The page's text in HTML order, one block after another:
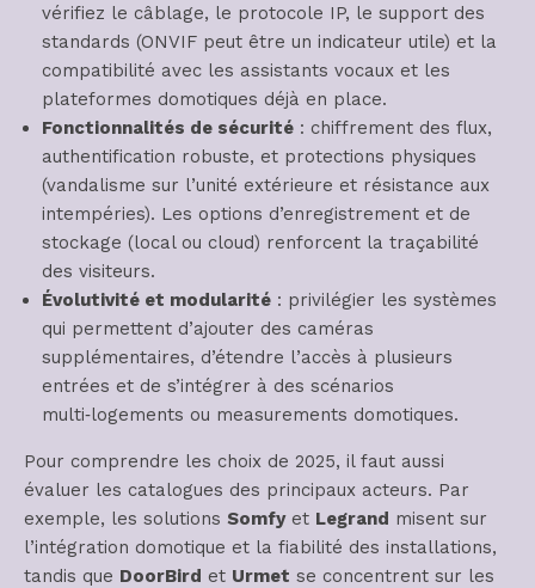
vérifiez le câblage, le protocole IP, le support des
standards (ONVIF peut être un indicateur utile) et la
compatibilité avec les assistants vocaux et les
plateformes domotiques déjà en place.
Fonctionnalités de sécurité : chiffrement des flux,
authentification robuste, et protections physiques
(vandalisme sur l’unité extérieure et résistance aux
intempéries). Les options d’enregistrement et de
stockage (local ou cloud) renforcent la traçabilité
des visiteurs.
Évolutivité et modularité : privilégier les systèmes
qui permettent d’ajouter des caméras
supplémentaires, d’étendre l’accès à plusieurs
entrées et de s’intégrer à des scénarios
multi‑logements ou measurements domotiques.
Pour comprendre les choix de 2025, il faut aussi
évaluer les catalogues des principaux acteurs. Par
exemple, les solutions Somfyet Legrand misent sur
l’intégration domotique et la fiabilité des installations,
tandis que DoorBird et Urmet se concentrent sur les